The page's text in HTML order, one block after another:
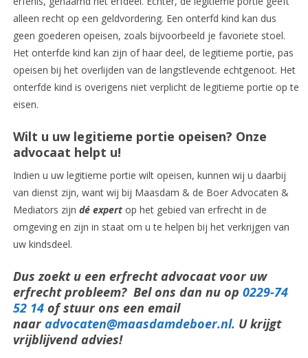
alleen recht op een geldvordering. Een onterfd kind kan dus
geen goederen opeisen, zoals bijvoorbeeld je favoriete stoel.
Het onterfde kind kan zijn of haar deel, de legitieme portie, pas
opeisen bij het overlijden van de langstlevende echtgenoot. Het
onterfde kind is overigens niet verplicht de legitieme portie op te
eisen.
Wilt u uw legitieme portie opeisen? Onze
advocaat helpt u!
Indien u uw legitieme portie wilt opeisen, kunnen wij u daarbij
van dienst zijn, want wij bij Maasdam & de Boer Advocaten &
Mediators zijn dé expert op het gebied van erfrecht in de
omgeving en zijn in staat om u te helpen bij het verkrijgen van
uw kindsdeel.
Dus zoekt u een erfrecht advocaat voor uw
erfrecht probleem? Bel ons dan nu op 0229-74
52 14 of stuur ons een email
naar advocaten@maasdamdeboer.nl. U krijgt
vrijblijvend advies!